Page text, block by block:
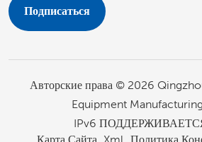
Авторские права © 2026
Equipment
IPv6